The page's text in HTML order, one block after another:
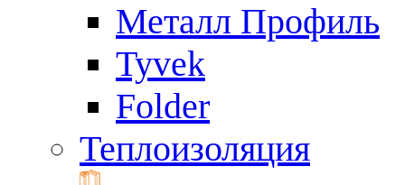
Металл Профиль
Tyvek
Folder
Теплоизоляция